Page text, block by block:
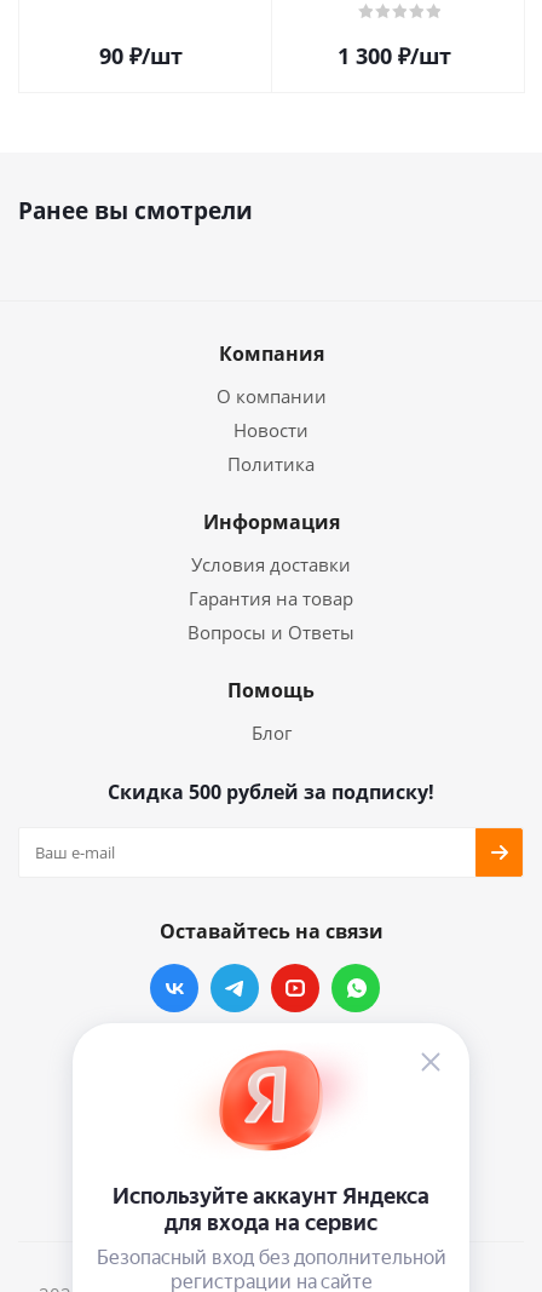
90 ₽/шт 1 300₽/шт
Ранее вы смотрели
Компания
О компании
Новости
Политика
Информация
Условия доставки
Гарантия на товар
Вопросы и Ответы
Помощь
Блог
Скидка 500 рублей за подписку!
Оставайтесь на связи
Наши контакты
info@vinylmarkt.ru